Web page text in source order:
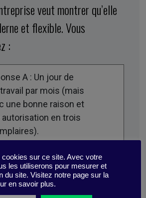
veut montrer qu’elle
et flexible. Vous
:
A : Un jour de
par mois (mais
une bonne raison et
autorisation en trois
B : Une refonte
des horaires et du
sur ce site. Avec votre
les utiliserons pour mesurer et
du site. Visitez notre page sur la
en savoir plus.